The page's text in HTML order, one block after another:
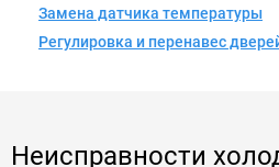
Замена датчика температуры
Регулировка и перенавес
Неисправности